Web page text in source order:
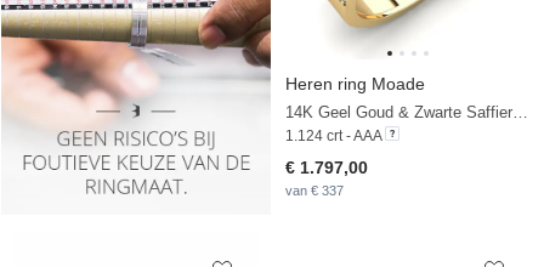
Heren ring Moade
14K Geel Goud & Zwarte Saffier & Witte Saffier
1.124 crt - AAA
€ 1.797,00
van € 337